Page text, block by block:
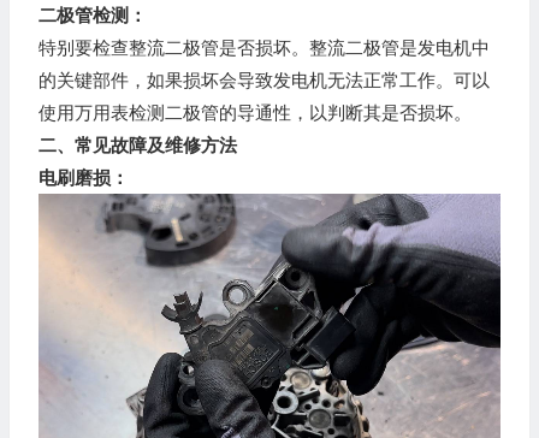
二极管检测：
特别要检查整流二极管是否损坏。整流二极管是发电机中
的关键部件，如果损坏会导致发电机无法正常工作。可以
使用万用表检测二极管的导通性，以判断其是否损坏。
二、常见故障及维修方法
电刷磨损：